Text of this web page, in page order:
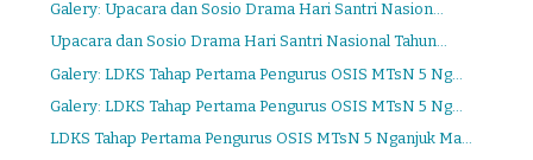
Galery: Upacara dan Sosio Drama Hari Santri Nasion...
Upacara dan Sosio Drama Hari Santri Nasional Tahun...
Galery: LDKS Tahap Pertama Pengurus OSIS MTsN 5 Ng...
Galery: LDKS Tahap Pertama Pengurus OSIS MTsN 5 Ng...
LDKS Tahap Pertama Pengurus OSIS MTsN 5 Nganjuk Ma...